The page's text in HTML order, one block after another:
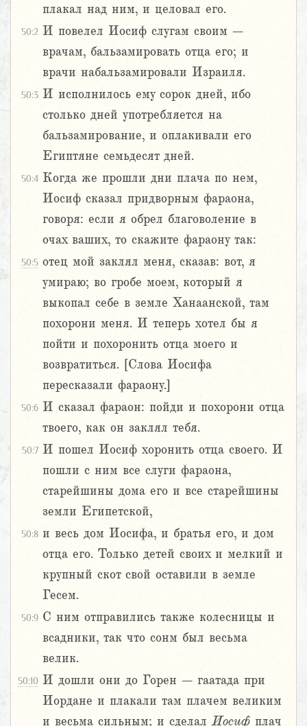
плакал над ним, и целовал его.
50:2 И повелел Иосиф слугам своим –
врачам, бальзамировать отца его; и
врачи набальзамировали Израиля.
50:3 И исполнилось ему сорок дней, ибо
столько дней употребляется на
бальзамирование, и оплакивали его
Египтяне семьдесят дней.
50:4 Когда же прошли дни плача по нем,
Иосиф сказал придворным фараона,
говоря: если я обрел благоволение в
очах ваших, то скажите фараону так:
50:5 отец мой заклял меня, сказав: вот, я
умираю; во гробе моем, который я
выкопал себе в земле Ханаанской, там
похорони меня. И теперь хотел бы я
пойти и похоронить отца моего и
возвратиться. [Слова Иосифа
пересказали фараону.]
50:6 И сказал фараон: пойди и похорони отца
твоего, как он заклял тебя.
50:7 И пошел Иосиф хоронить отца своего. И
пошли с ним все слуги фараона,
старейшины дома его и все старейшины
земли Египетской,
50:8 и весь дом Иосифа, и братья его, и дом
отца его. Только детей своих и мелкий и
крупный скот свой оставили в земле
Гесем.
50:9 С ним отправились также колесницы и
всадники, так что сонм был весьма
велик.
50:10 И дошли они до Горен – гаатада при
Иордане и плакали там плачем великим
и весьма сильным; и сделалИосиф плач